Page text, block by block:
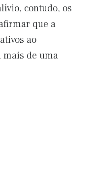
contudo, os
que a
ao
mais de uma